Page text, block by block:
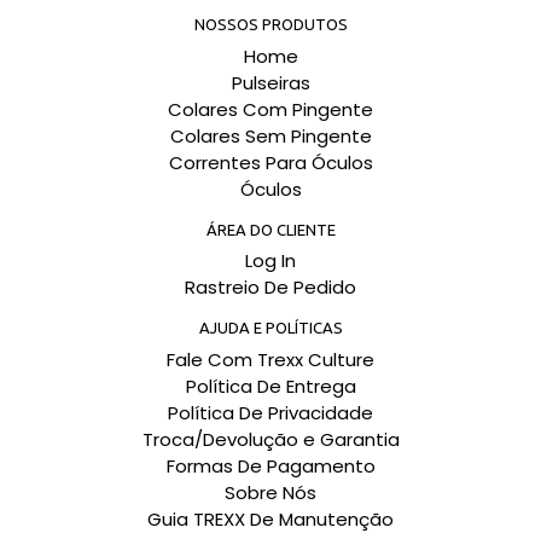
NOSSOS PRODUTOS
Home
Pulseiras
Colares Com Pingente
Colares Sem Pingente
Correntes Para Óculos
Óculos
ÁREA DO CLIENTE
Log In
Rastreio De Pedido
AJUDA E POLÍTICAS
Fale Com Trexx Culture
Política De Entrega
Política De Privacidade
Troca/Devolução e Garantia
Formas De Pagamento
Sobre Nós
Guia TREXX De Manutenção